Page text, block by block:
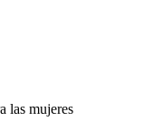
las mujeres